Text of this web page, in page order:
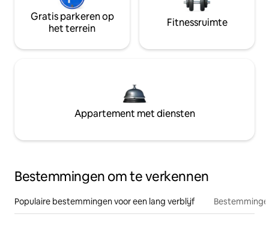
Gratis parkeren op
het terrein
Fitnessruimte
Appartement met diensten
Bestemmingen om te verkennen
Populaire bestemmingen voor een lang verblijf